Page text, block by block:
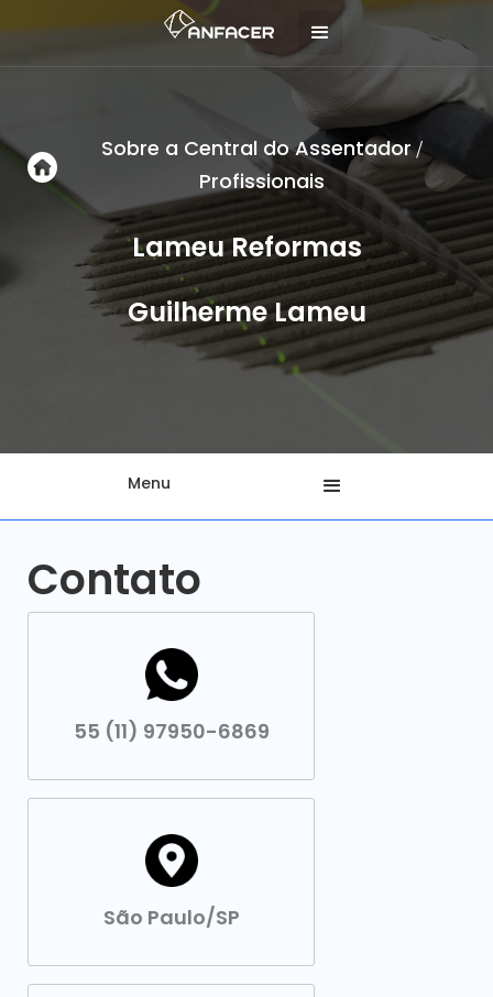
Sobre a Central do Assentador/
Profissionais
Lameu Reformas
Guilherme Lameu
Menu
Contato
55 (11) 97950-6869
São Paulo/SP